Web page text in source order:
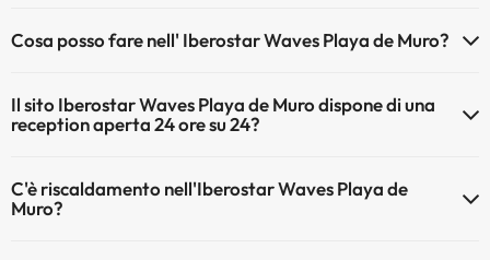
Qui potete trovare maggiori informazioni sulla piscina e sulle altri
Piscina all'aperto (stagione estiva)
Cosa posso fare nell' Iberostar Waves Playa de Muro?
possono essere a pagamento):
Il sito Iberostar Waves Playa de Muro dispone di una
reception aperta 24 ore su 24?
su 24
C'è riscaldamento nell'Iberostar Waves Playa de
Muro?